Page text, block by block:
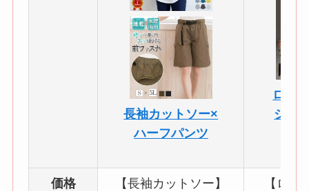
長袖カットソー×
ハーフパンツ
ロゴ
ジョ
価格
【長袖カットソー】
【ロゴ